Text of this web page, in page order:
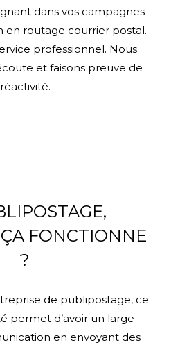
dans vos campagnes
en routage courrier postal.
professionnel. Nous
et faisons preuve de
réactivité.
FONCTIONNE
?
de publipostage, ce
permet d’avoir un large
en envoyant des